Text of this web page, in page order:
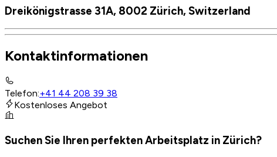
Dreikönigstrasse 31A, 8002 Zürich, Switzerland
Kontaktinformationen
Telefon:+41 44 208 39 38
Kostenloses Angebot
Suchen Sie Ihren perfekten Arbeitsplatz in Zürich?